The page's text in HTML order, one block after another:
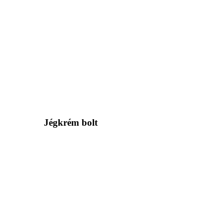
Jégkrém bolt